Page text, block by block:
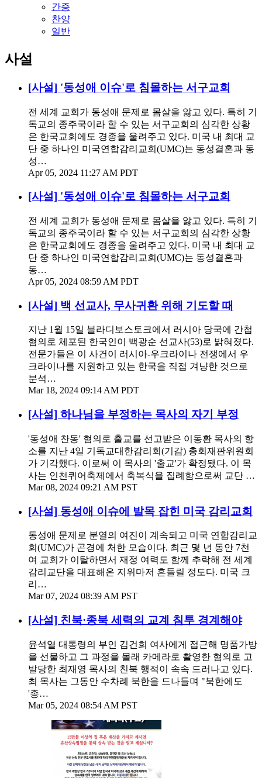
간증
찬양
일반
사설
[사설] '동성애 이슈'로 침몰하는 서구교회
전 세계 교회가 동성애 문제로 몸살을 앓고 있다. 특히 기
독교의 종주국이라 할 수 있는 서구교회의 심각한 상황
은 한국교회에도 경종을 울려주고 있다. 미국 내 최대 교
단 중 하나인 미국연합감리교회(UMC)는 동성결혼과 동
성…
Apr 05, 2024 11:27 AM PDT
[사설] '동성애 이슈'로 침몰하는 서구교회
전 세계 교회가 동성애 문제로 몸살을 앓고 있다. 특히 기
독교의 종주국이라 할 수 있는 서구교회의 심각한 상황
은 한국교회에도 경종을 울려주고 있다. 미국 내 최대 교
단 중 하나인 미국연합감리교회(UMC)는 동성결혼과
동…
Apr 05, 2024 08:59 AM PDT
[사설] 백 선교사, 무사귀환 위해 기도할 때
지난 1월 15일 블라디보스토크에서 러시아 당국에 간첩
혐의로 체포된 한국인이 백광순 선교사(53)로 밝혀졌다.
전문가들은 이 사건이 러시아-우크라이나 전쟁에서 우
크라이나를 지원하고 있는 한국을 직접 겨냥한 것으로
분석…
Mar 18, 2024 09:14 AM PDT
[사설] 하나님을 부정하는 목사의 자기 부정
'동성애 찬동' 혐의로 출교를 선고받은 이동환 목사의 항
소를 지난 4일 기독교대한감리회(기감) 총회재판위원회
가 기각했다. 이로써 이 목사의 '출교'가 확정됐다. 이 목
사는 인천퀴어축제에서 축복식을 집례함으로써 교단 …
Mar 08, 2024 09:21 AM PST
[사설] 동성애 이슈에 발목 잡힌 미국 감리교회
동성애 문제로 분열의 여진이 계속되고 미국 연합감리교
회(UMC)가 곤경에 처한 모습이다. 최근 몇 년 동안 7천
여 교회가 이탈하면서 재정 여력도 함께 추락해 전 세계
감리교단을 대표해온 지위마저 흔들릴 정도다. 미국 크
리…
Mar 07, 2024 08:39 AM PST
[사설] 친북·종북 세력의 교계 침투 경계해야
윤석열 대통령의 부인 김건희 여사에게 접근해 명품가방
을 선물하고 그 과정을 몰래 카메라로 촬영한 혐의로 고
발당한 최재영 목사의 친북 행적이 속속 드러나고 있다.
최 목사는 그동안 수차례 북한을 드나들며 "북한에도
'종…
Mar 05, 2024 08:54 AM PST